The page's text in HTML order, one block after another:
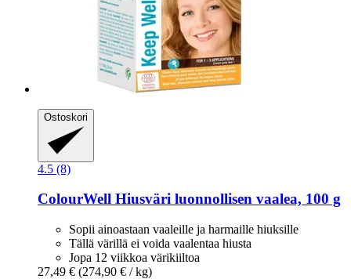
Ostoskori
4.5 (8)
ColourWell Hiusväri luonnollisen vaalea, 100 g
Sopii ainoastaan vaaleille ja harmaille hiuksille
Tällä värillä ei voida vaalentaa hiusta
Jopa 12 viikkoa värikiiltoa
27,49 € (274,90 € / kg)